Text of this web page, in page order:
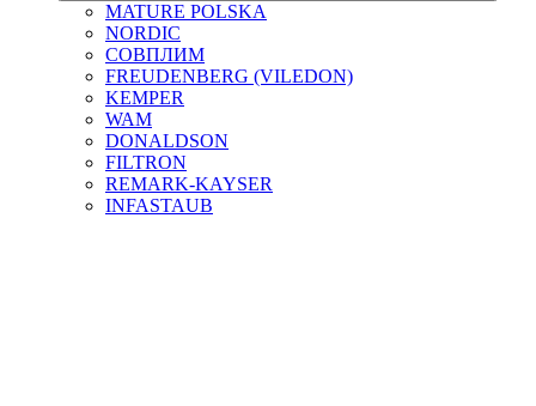
MATURE POLSKA
NORDIC
СОВПЛИМ
FREUDENBERG (VILEDON)
KEMPER
WAM
DONALDSON
FILTRON
REMARK-KAYSER
INFASTAUB